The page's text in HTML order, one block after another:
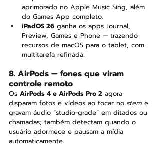
aprimorado no Apple Music Sing, além
do Games App completo.
iPadOS 26 ganha os apps Journal,
Preview, Games e Phone — trazendo
recursos de macOS para o tablet, com
multitarefa refinada.
8. AirPods — fones que viram
controle remoto
Os AirPods 4 e AirPods Pro 2 agora
disparam fotos e vídeos ao tocar no stem e
gravam áudio “studio-grade” em ditados ou
chamadas; também detectam quando o
usuário adormece e pausam a mídia
automaticamente.